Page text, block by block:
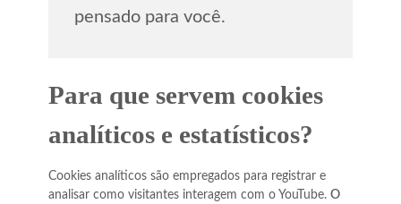
pensado para você.
Para que servem cookies
analíticos e estatísticos?
Cookies analíticos são empregados para registrar e
analisar como visitantes interagem com o YouTube. O